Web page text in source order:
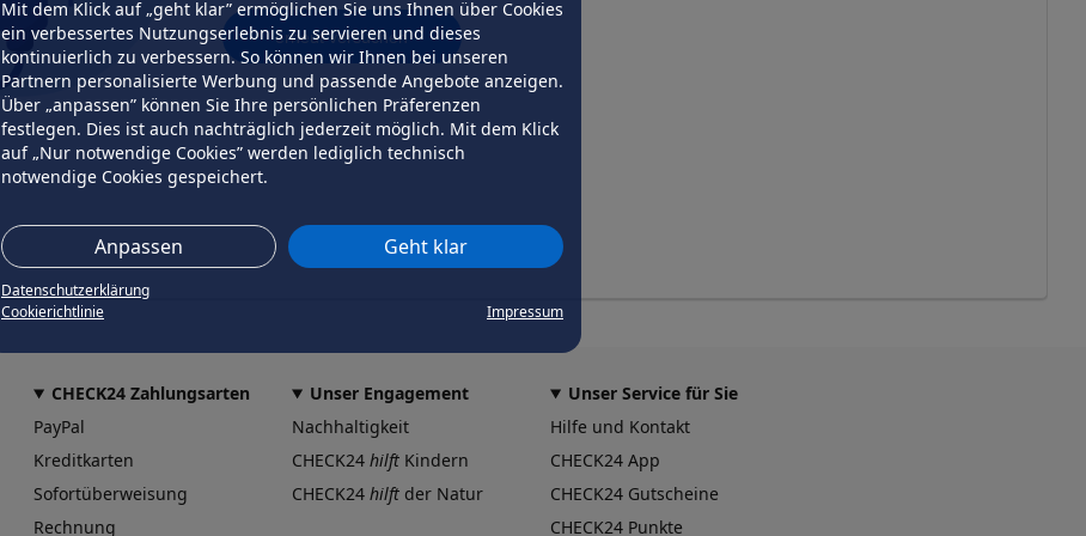
Mit dem Klick auf „geht klar” ermöglichen Sie uns Ihnen über Cookies
ein verbessertes Nutzungserlebnis zu servieren und dieses
kontinuierlich zu verbessern. So können wir Ihnen bei unseren
Partnern personalisierte Werbung und passende Angebote anzeigen.
Über „anpassen” können Sie Ihre persönlichen Präferenzen
festlegen. Dies ist auch nachträglich jederzeit möglich. Mit dem Klick
auf „Nur notwendige Cookies” werden lediglich technisch
notwendige Cookies gespeichert.
Anpassen Geht klar
Datenschutzerklärung
Cookierichtlinie
Impressum
erneut versuchen
CHECK24 Zahlungsarten
PayPal
Kreditkarten
Sofortüberweisung
Rechnung
Unser Engagement
Nachhaltigkeit
CHECK24 hilft Kindern
CHECK24 hilft der Natur
Unser Service für Sie
Hilfe und Kontakt
CHECK24 App
CHECK24 Gutscheine
CHECK24 Punkte